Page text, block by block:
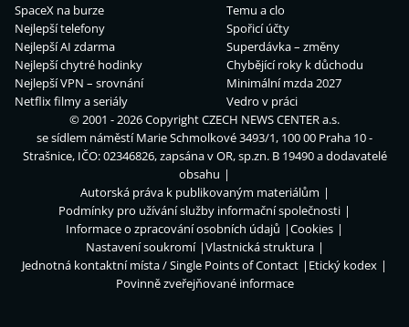
SpaceX na burze
Nejlepší telefony
Nejlepší AI zdarma
Nejlepší chytré hodinky
Nejlepší VPN – srovnání
Netflix filmy a seriály
Temu a clo
Spořicí účty
Superdávka – změny
Chybějící roky k důchodu
Minimální mzda 2027
Vedro v práci
© 2001 - 2026 CopyrightCZECH NEWS CENTER a.s.
se sídlem náměstí Marie Schmolkové 3493/1, 100 00 Praha 10 -
Strašnice, IČO: 02346826, zapsána v OR, sp.zn. B 19490 a dodavatelé
obsahu
Autorská práva k publikovaným materiálům
Podmínky pro užívání služby informační společnosti
Informace o zpracování osobních údajů
Cookies
Nastavení soukromí
Vlastnická struktura
Jednotná kontaktní místa / Single Points of Contact
Etický kodex
Povinně zveřejňované informace